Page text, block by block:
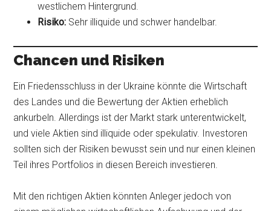
westlichem Hintergrund.
Risiko: Sehr illiquide und schwer handelbar.
Chancen und Risiken
Ein Friedensschluss in der Ukraine könnte die Wirtschaft
des Landes und die Bewertung der Aktien erheblich
ankurbeln. Allerdings ist der Markt stark unterentwickelt,
und viele Aktien sind illiquide oder spekulativ. Investoren
sollten sich der Risiken bewusst sein und nur einen kleinen
Teil ihres Portfolios in diesen Bereich investieren.
Mit den richtigen Aktien könnten Anleger jedoch von